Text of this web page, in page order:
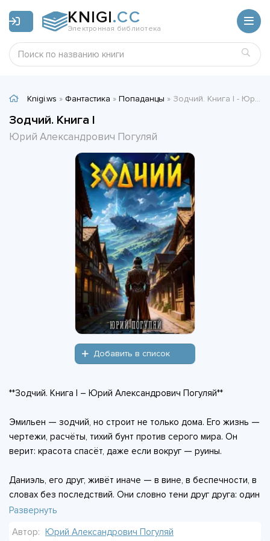
KNIGI.CC
Электронная библиотека
Knigi.ws » Фантастика » Попаданцы » Зодчий. Книга I - Юрий Александрович Погуляй
Зодчий. Книга I
Юрий Александрович Погуляй
Добавить в список
**Зодчий. Книга I – Юрий Александрович Погуляй**
Эмильен — зодчий, но строит не только дома. Его жизнь —
чертежи, расчёты, тихий бунт против серого мира. Он
верит: красота спасёт, даже если вокруг — руины.
Даниэль, его друг, живёт иначе — в вине, в беспечности, в
словах без последствий. Они словно тени друг друга: один
слишком крепко держит жизнь, другой — слишком легко
Развернуть
Автор: Юрий Александрович Погуляй